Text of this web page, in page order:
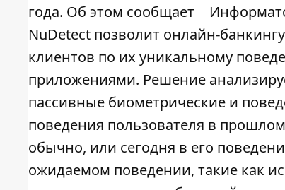
года. Об этом сообщает
NuDetect позволит онлайн-
клиентов по их уникальному
приложениями. Решение
пассивные биометрические и
поведения пользователя в
обычно, или сегодня в его
ожидаемом поведении, такие как